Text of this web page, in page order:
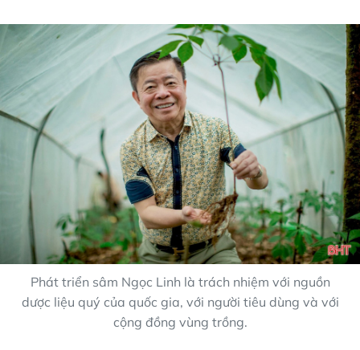
Phát triển sâm Ngọc Linh là trách nhiệm với nguồn
dược liệu quý của quốc gia, với người tiêu dùng và với
cộng đồng vùng trồng.